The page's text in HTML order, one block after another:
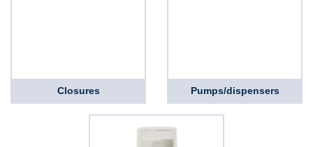
Closures Pumps/dispensers